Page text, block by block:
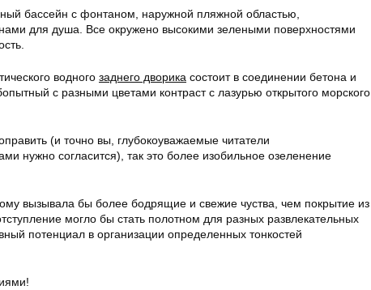
бассейн с фонтаном, наружной пляжной областью,
для душа. Все окружено высокими зелеными поверхностями
водного заднего дворика состоит в соединении бетона и
с разными цветами контраст с лазурью открытого морского
(и точно вы, глубокоуважаемые читатели
нужно согласится), так это более изобильное озеленение
вызывала бы более бодрящие и свежие чуства, чем покрытие из
могло бы стать полотном для разных развлекательных
потенциал в организации определенных тонкостей